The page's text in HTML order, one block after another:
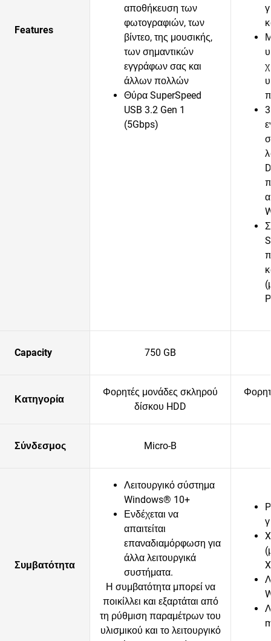
Features
αποθήκευση των
φωτογραφιών, των
βίντεο, της μουσικής,
των σημαντικών
εγγράφων σας και
άλλων πολλών
Θύρα SuperSpeed
USB 3.2 Gen 1
(5Gbps)
Capacity 750 GB
Κατηγορία
Φορητές μονάδες σκληρού
δίσκου HDD
Σύνδεσμος Micro-B
Συμβατότητα
Λειτουργικό σύστημα
Windows® 10+
Ενδέχεται να
απαιτείται
επαναδιαμόρφωση για
άλλα λειτουργικά
συστήματα.
Η συμβατότητα μπορεί να
ποικίλλει και εξαρτάται από
τη ρύθμιση παραμέτρων του
υλισμικού και το λειτουργικό